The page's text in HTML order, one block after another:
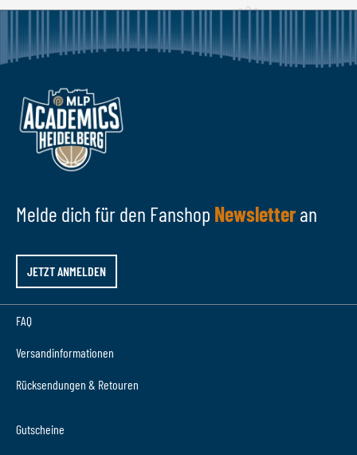
Melde dich für den Fanshop Newsletteran
JETZT ANMELDEN
FAQ
Versandinformationen
Rücksendungen & Retouren
Gutscheine